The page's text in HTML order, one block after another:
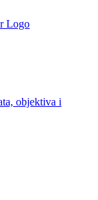
objektiva i